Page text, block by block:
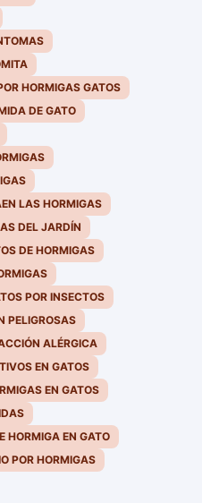
HORMIGAS GATOS
DE GATO
LAS HORMIGAS
DEL JARDÍN
DE HORMIGAS
POR INSECTOS
PELIGROSAS
ALÉRGICA
EN GATOS
EN GATOS
HORMIGA EN GATO
POR HORMIGAS